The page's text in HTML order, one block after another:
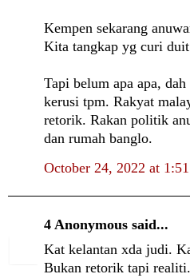
Kempen sekarang
Kita tangkap yg curi
Tapi belum apa apa,
kerusi tpm. Rakyat
retorik. Rakan politik
dan rumah banglo.
October 24, 2022 at
4 Anonymous said...
Kat kelantan xda judi.
Bukan retorik tapi realiti.